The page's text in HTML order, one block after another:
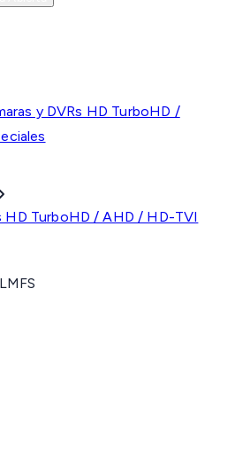
y DVRs HD TurboHD /
HD TurboHD / AHD / HD-TVI